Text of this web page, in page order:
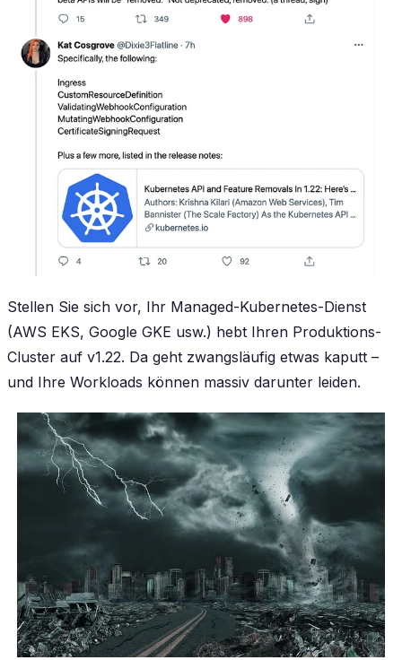
Stellen Sie sich vor, Ihr Managed-Kubernetes-Dienst
(AWS EKS, Google GKE usw.) hebt Ihren Produktions-
Cluster auf v1.22. Da geht zwangsläufig etwas kaputt –
und Ihre Workloads können massiv darunter leiden.